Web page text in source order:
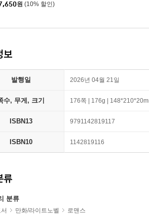
원 (10% 할인)
보
발행일 2026년 04월 21일
수, 무게, 크기 176쪽 | 176g |
ISBN13 9791142819117
ISBN10 1142819116
류
분류
만화/라이트노벨
로맨스